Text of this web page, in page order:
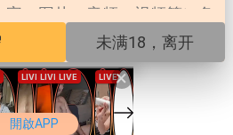
開啟APP
字、图片、音频、视频等）负
您访问此类内容；
自访问所产生的一切法律后
。
未满18，离开
×